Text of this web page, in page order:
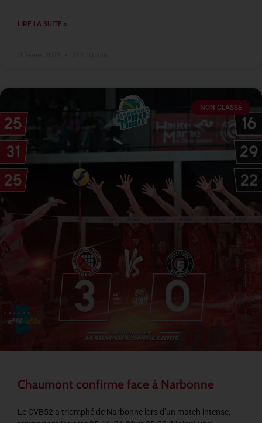
LIRE LA SUITE »
NON CLASSÉ
Chaumont confirme face à Narbonne
Le CVB52 a triomphé de Narbonne lors d’un match intense,